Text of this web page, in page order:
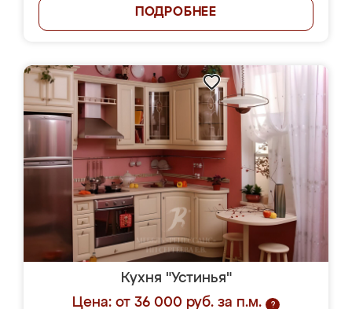
ПОДРОБНЕЕ
Кухня "Устинья"
Цена: от 36 000 руб. за п.м.
?